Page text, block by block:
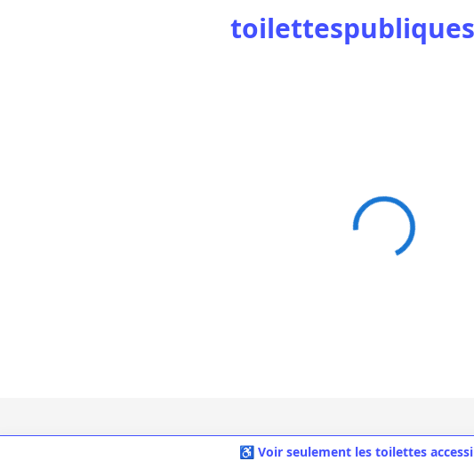
♿ Voir seulement les toilettes